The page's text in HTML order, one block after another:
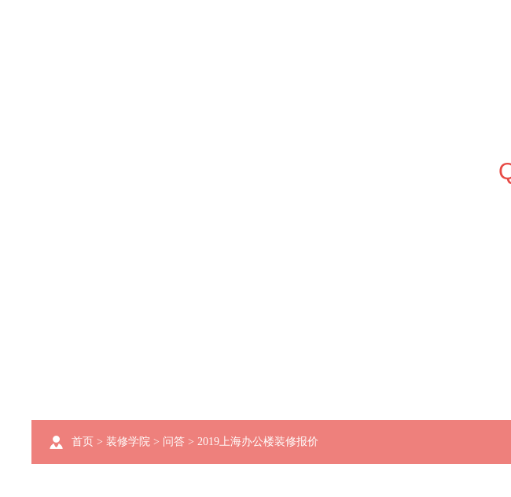
首页 > 装修学院 > 问答 > 2019上海办公楼装修报价